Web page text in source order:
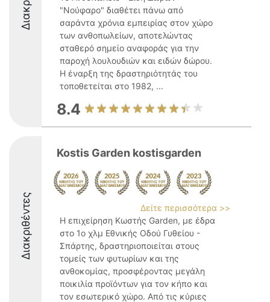
"Νούφαρο" διαθέτει πάνω από
σαράντα χρόνια εμπειρίας στον χώρο
των ανθοπωλείων, αποτελώντας
σταθερό σημείο αναφοράς για την
παροχή λουλουδιών και ειδών δώρου.
Η έναρξη της δραστηριότητάς του
τοποθετείται στο 1982, ...
8.4
Διακριθέντες
Kostis Garden kostisgarden
Δείτε περισσότερα >>
Η επιχείρηση Κωστής Garden, με έδρα
στο 1ο χλμ Εθνικής Οδού Γυθείου -
Σπάρτης, δραστηριοποιείται στους
τομείς των φυτωρίων και της
ανθοκομίας, προσφέροντας μεγάλη
ποικιλία προϊόντων για τον κήπο και
τον εσωτερικό χώρο. Από τις κύριες